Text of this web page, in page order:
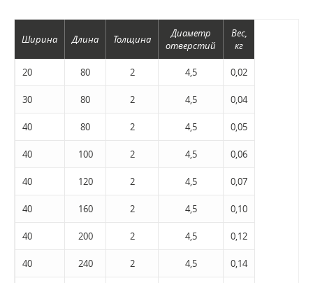
Ширина Длина Толщина
Диаметр
отверстий
Вес,
кг
20 80 2 4,5 0,02
30 80 2 4,5 0,04
40 80 2 4,5 0,05
40 100 2 4,5 0,06
40 120 2 4,5 0,07
40 160 2 4,5 0,10
40 200 2 4,5 0,12
40 240 2 4,5 0,14